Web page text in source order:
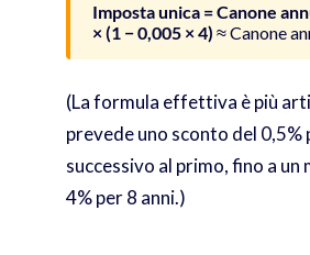
Imposta unica = Canone
× (1 − 0,005 × 4) ≈ Canone
(La formula effettiva è più
prevede uno sconto del 0,5%
successivo al primo, fino a un
4% per 8 anni.)